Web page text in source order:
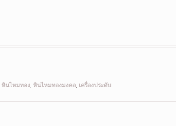
หินไหมทอง, หินไหมทองมงคล, เครื่องประดับ